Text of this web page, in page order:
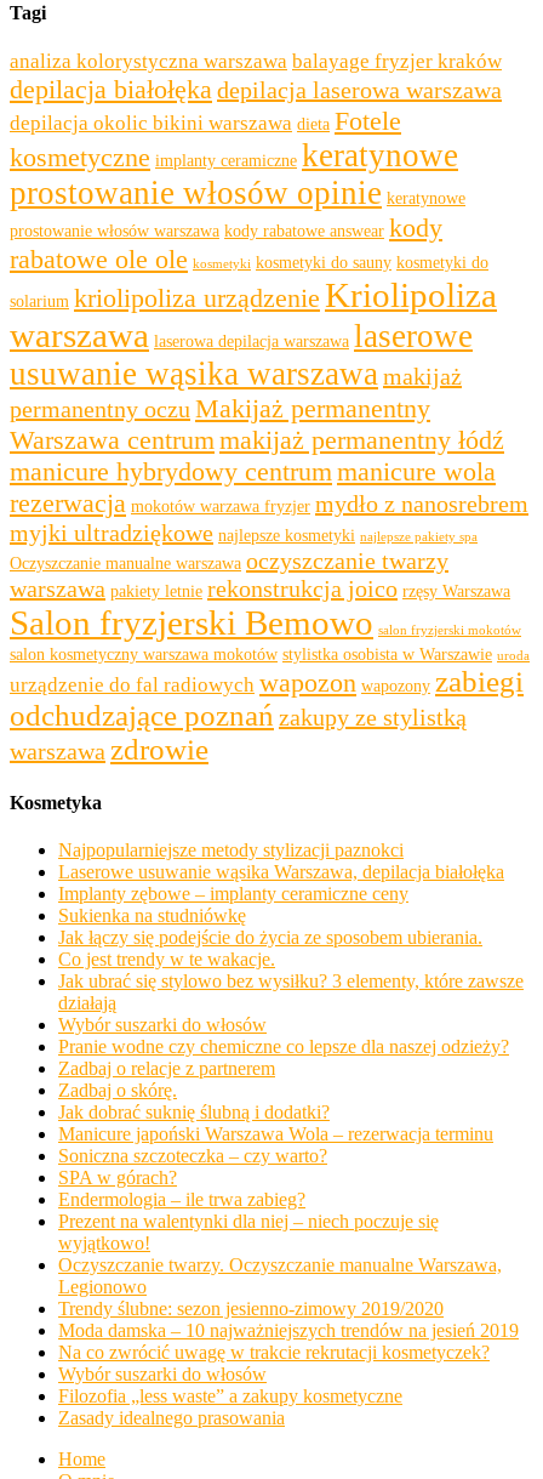
Tagi
analiza kolorystyczna warszawa balayage fryzjer kraków
depilacja białołęka depilacja laserowa warszawa
depilacja okolic bikini warszawa dieta Fotele
kosmetyczne implanty ceramiczne keratynowe
prostowanie włosów opinie keratynowe
prostowanie włosów warszawa kody rabatowe answear kody
rabatowe ole ole kosmetyki kosmetyki do sauny kosmetyki do
solarium kriolipoliza urządzenie Kriolipoliza
warszawa laserowa depilacja warszawa laserowe
usuwanie wąsika warszawa makijaż
permanentny oczu Makijaż permanentny
Warszawa centrum makijaż permanentny łódź
manicure hybrydowy centrum manicure wola
rezerwacja mokotów warzawa fryzjer mydło z nanosrebrem
myjki ultradziękowe najlepsze kosmetyki najlepsze pakiety spa
Oczyszczanie manualne warszawa oczyszczanie twarzy
warszawa pakiety letnie rekonstrukcja joico rzęsy Warszawa
Salon fryzjerski Bemowo salon fryzjerski mokotów
salon kosmetyczny warszawa mokotów stylistka osobista w Warszawie uroda
urządzenie do fal radiowych wapozon wapozony zabiegi
odchudzające poznań zakupy ze stylistką
warszawa zdrowie
Kosmetyka
Najpopularniejsze metody stylizacji paznokci
Laserowe usuwanie wąsika Warszawa, depilacja białołęka
Implanty zębowe – implanty ceramiczne ceny
Sukienka na studniówkę
Jak łączy się podejście do życia ze sposobem ubierania.
Co jest trendy w te wakacje.
Jak ubrać się stylowo bez wysiłku? 3 elementy, które zawsze
działają
Wybór suszarki do włosów
Pranie wodne czy chemiczne co lepsze dla naszej odzieży?
Zadbaj o relacje z partnerem
Zadbaj o skórę.
Jak dobrać suknię ślubną i dodatki?
Manicure japoński Warszawa Wola – rezerwacja terminu
Soniczna szczoteczka – czy warto?
SPA w górach?
Endermologia – ile trwa zabieg?
Prezent na walentynki dla niej – niech poczuje się
wyjątkowo!
Oczyszczanie twarzy. Oczyszczanie manualne Warszawa,
Legionowo
Trendy ślubne: sezon jesienno-zimowy 2019/2020
Moda damska – 10 najważniejszych trendów na jesień 2019
Na co zwrócić uwagę w trakcie rekrutacji kosmetyczek?
Wybór suszarki do włosów
Filozofia „less waste” a zakupy kosmetyczne
Zasady idealnego prasowania
Home